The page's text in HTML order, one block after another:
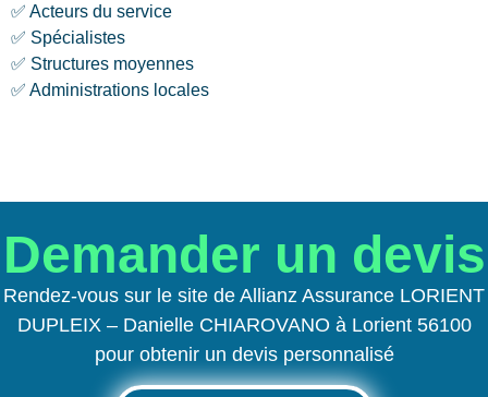
✅ Acteurs du service
✅ Spécialistes
✅ Structures moyennes
✅ Administrations locales
Demander un devis
Rendez-vous sur le site de Allianz Assurance LORIENT
DUPLEIX – Danielle CHIAROVANO à Lorient 56100
pour obtenir un devis personnalisé